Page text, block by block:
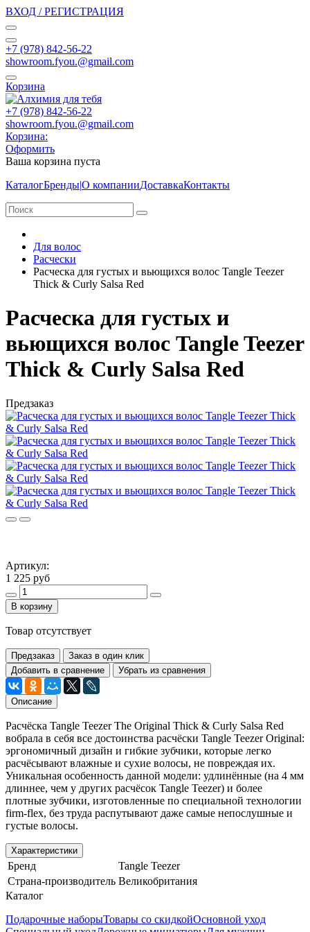
ВХОД / РЕГИСТРАЦИЯ
+7 (978) 842-56-22
showroom.fyou.@gmail.com
Корзина
+7 (978) 842-56-22
showroom.fyou.@gmail.com
Корзина:
Оформить
Ваша корзина пуста
КаталогБренды|О компанииДоставкаКонтакты
Для волос
Расчески
Расческа для густых и вьющихся волос Tangle Teezer
Thick & Curly Salsa Red
Расческа для густых и
вьющихся волос Tangle Teezer
Thick & Curly Salsa Red
Предзаказ
Артикул:
1 225 руб
В корзину
Товар отсутствует
Предзаказ
Заказ в один клик
Добавить в сравнение
Убрать из сравнения
Описание
Расчёска Tangle Teezer The Original Thick & Curly Salsa Red
вобрала в себя все достоинства расчёски Tangle Teezer Original:
эргономичный дизайн и гибкие зубчики, которые легко
расчёсывают влажные и сухие волосы, не повреждая их.
Уникальная особенность данной модели: удлинённые (на 4 мм
длиннее, чем у других расчёсок Tangle Teezer) и более
плотные зубчики, изготовленные по специальной технологии
firm-flex, без труда распутывают даже самые непослушные и
густые волосы.
Характеристики
Бренд
Tangle Teezer
Страна-производитель Великобритания
Каталог
Подарочные наборыТовары со скидкойОсновной уход